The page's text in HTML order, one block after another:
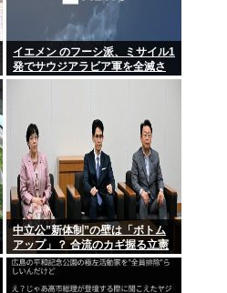
イエメン のフーシ派、ミサイル1
発でサウジアラビア軍を全滅さ
せてしまうww
中立公”新体制”の壁は「ボトム
アップ」？ 合流のカギ握る立憲